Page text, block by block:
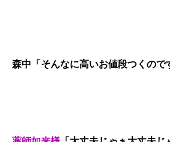
森中「そんなに高いお値段つくので